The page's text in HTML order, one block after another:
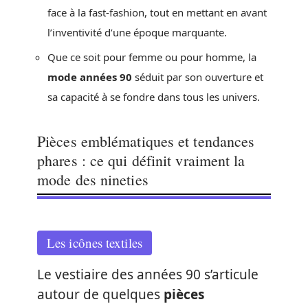
face à la fast-fashion, tout en mettant en avant
l’inventivité d’une époque marquante.
Que ce soit pour femme ou pour homme, la
mode années 90 séduit par son ouverture et
sa capacité à se fondre dans tous les univers.
Pièces emblématiques et tendances
phares : ce qui définit vraiment la
mode des nineties
Les icônes textiles
Le vestiaire des années 90 s’articule
autour de quelques pièces